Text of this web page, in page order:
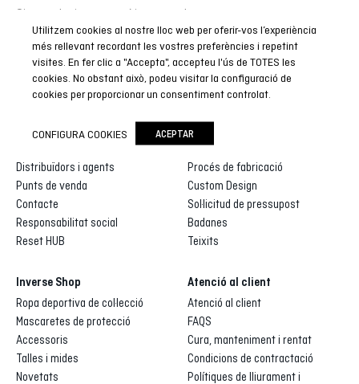
Sigues el primer a conèixer totes les nostres novetats,
reportatges i promocions especials.
SUBSCRIURE’M ARA
Inverse
Distribuïdors i agents
Punts de venda
Contacte
Responsabilitat social
Reset HUB
Inverse custom
Galeria de dissenys
Procés de fabricació
Custom Design
Sol·licitud de pressupost
Badanes
Teixits
Inverse Shop
Ropa deportiva de col·lecció
Mascaretes de protecció
Accessoris
Talles i mides
Novetats
Atenció al client
Atenció al client
FAQS
Cura, manteniment i rentat
Condicions de contractació
Polítiques de lliurament i
Utilitzem cookies al nostre lloc web per oferir-vos l’experiència
més rellevant recordant les vostres preferències i repetint
visites. En fer clic a "Accepta", accepteu l'ús de TOTES les
cookies. No obstant això, podeu visitar la configuració de
cookies per proporcionar un consentiment controlat.
CONFIGURA COOKIES ACEPTAR